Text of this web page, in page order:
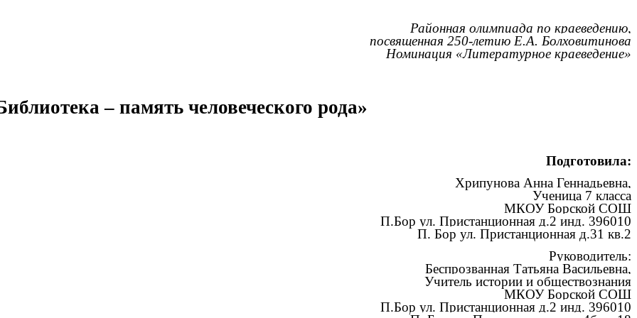
Районная олимпиада по краеведению,
посвященная 250-летию Е.А. Болховитинова
Номинация «Литературное краеведение»
– память человеческого рода»
Подготовила:
Хрипунова Анна Геннадьевна,
Ученица 7 класса
МКОУ Борской СОШ
П.Бор ул. Пристанционная д.2 инд. 396010
П. Бор ул. Пристанционная д.31 кв.2
Руководитель:
Беспрозванная Татьяна Васильевна,
Учитель истории и обществознания
МКОУ Борской СОШ
П.Бор ул. Пристанционная д.2 инд. 396010